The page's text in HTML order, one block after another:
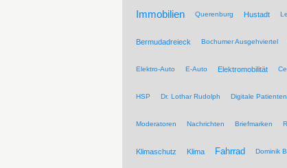
Immobilien Querenburg Hustadt
Bermudadreieck Bochumer Ausgehviertel
Elektro-Auto E-Auto Elektromobilität
HSP Dr. Lothar Rudolph Digitale
Moderatoren Nachrichten Briefmarken
Klimaschutz Klima Fahrrad Dominik